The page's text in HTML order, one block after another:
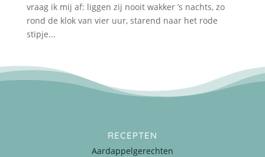
vraag ik mij af: liggen zij nooit wakker ’s nachts, zo
rond de klok van vier uur, starend naar het rode
stipje...
RECEPTEN
Aardappelgerechten